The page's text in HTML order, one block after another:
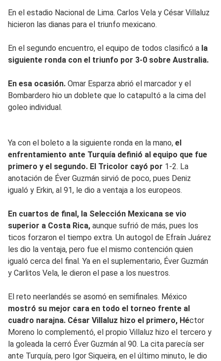
En el estadio Nacional de Lima. Carlos Vela y César Villaluz
hicieron las dianas para el triunfo mexicano.
En el segundo encuentro, el equipo de todos clasificó a la
siguiente ronda con el triunfo por 3-0 sobre Australia.
En esa ocasión. Omar Esparza abrió el marcador y el
Bombardero hio un doblete que lo catapultó a la cima del
goleo individual.
Ya con el boleto a la siguiente ronda en la mano, el
enfrentamiento ante Turquía definió al equipo que fue
primero y el segundo. El Tricolor cayó por 1-2. La
anotación de Éver Guzmán sirvió de poco, pues Deniz
igualó y Erkin, al 91, le dio a ventaja a los europeos.
En cuartos de final, la Selección Mexicana se vio
superior a Costa Rica, aunque sufrió de más, pues los
ticos forzaron el tiempo extra. Un autogol de Efraín Juárez
les dio la ventaja, pero fue el mismo contención quien
igualó cerca del final. Ya en el suplementario, Éver Guzmán
y Carlitos Vela, le dieron el pase a los nuestros.
El reto neerlandés se asomó en semifinales. México
mostró su mejor cara en todo el torneo frente al
cuadro narajna. César Villaluz hizo el primero, Héctor
Moreno lo complementó, el propio Villaluz hizo el tercero y
la goleada la cerró Éver Guzmán al 90. La cita parecía ser
ante Turquía, pero Igor Siqueira, en el último minuto, le dio